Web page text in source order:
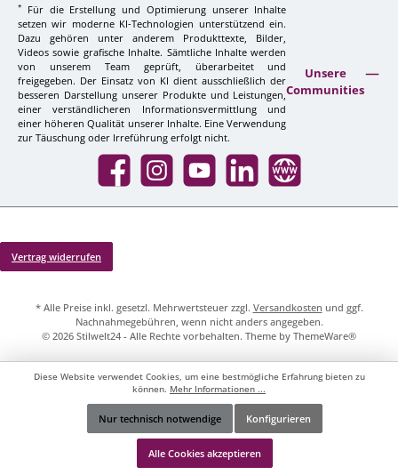
*
Für die Erstellung und Optimierung unserer Inhalte
setzen wir moderne KI-Technologien unterstützend ein.
Dazu gehören unter anderem Produkttexte, Bilder,
Videos sowie grafische Inhalte. Sämtliche Inhalte werden
von unserem Team geprüft, überarbeitet und
freigegeben. Der Einsatz von KI dient ausschließlich der
besseren Darstellung unserer Produkte und Leistungen,
einer verständlicheren Informationsvermittlung und
einer höheren Qualität unserer Inhalte. Eine Verwendung
zur Täuschung oder Irreführung erfolgt nicht.
Unsere
Communities
Facebook InstagramYouTube LinkedIn Website
Vertrag widerrufen
* Alle Preise inkl. gesetzl. Mehrwertsteuer zzgl. Versandkosten und ggf.
Nachnahmegebühren, wenn nicht anders angegeben.
© 2026 Stilwelt24 - Alle Rechte vorbehalten. Theme by ThemeWare®
Werkzeugleiste anzeigen
Diese Website verwendet Cookies, um eine bestmögliche Erfahrung bieten zu
können. Mehr Informationen ...
Nur technisch notwendige Konfigurieren
Alle Cookies akzeptieren